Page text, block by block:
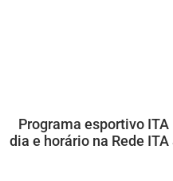
Programa esportivo
dia e horário na Rede